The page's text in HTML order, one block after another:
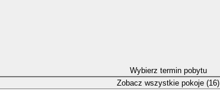
Wybierz termin pobytu
Zobacz wszystkie pokoje (16)